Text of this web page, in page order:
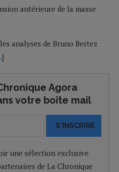
antérieure de la masse
analyses de Bruno Bertez
]
Agora
votre boîte mail
S'INSCRIRE
une sélection exclusive
de La Chronique